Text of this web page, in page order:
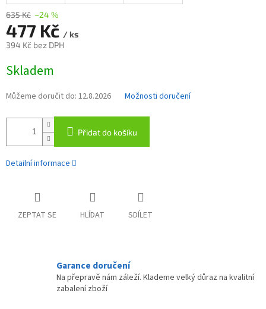
635 Kč –24 %
477 Kč / ks
394 Kč bez DPH
cena:
Skladem
Můžeme doručit do: 12.8.2026 Možnosti doručení
Přidat do košíku
Detailní informace
ZEPTAT SE HLÍDAT SDÍLET
Garance doručení
Na přepravě nám záleží. Klademe velký důraz na kvalitní
zabalení zboží